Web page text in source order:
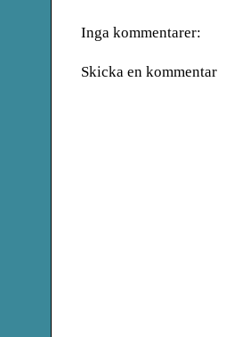
Inga kommentarer:
Skicka en kommentar